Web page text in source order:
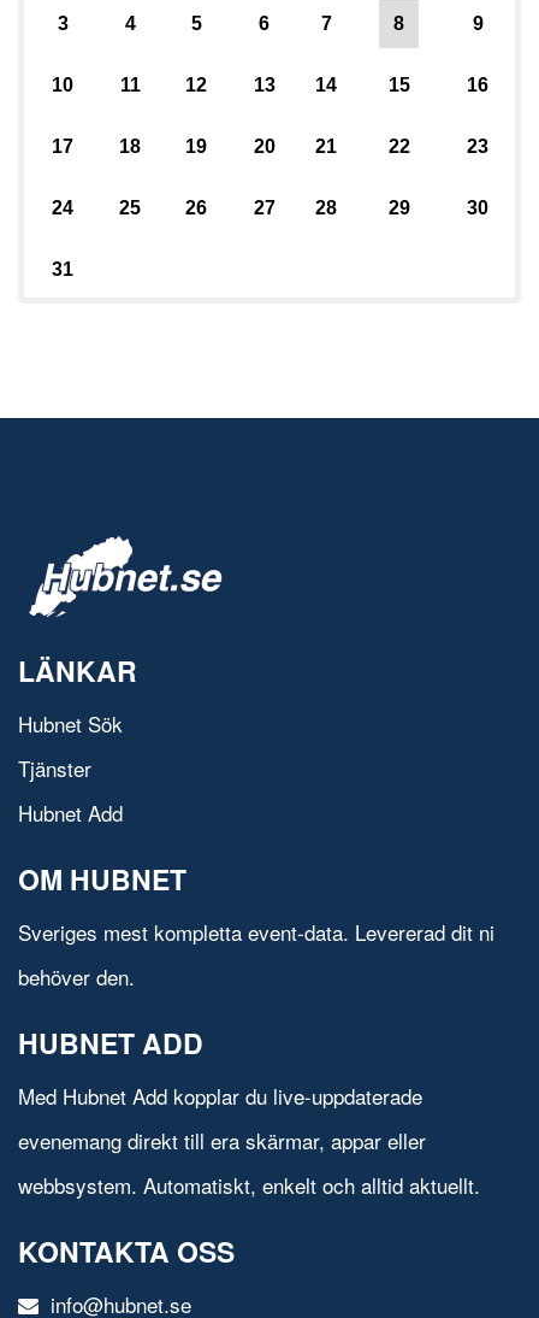
3 4 5 6 7 8 9
10 11 12 13 14 15 16
17 18 19 20 21 22 23
24 25 26 27 28 29 30
31
LÄNKAR
Hubnet Sök
Tjänster
Hubnet Add
OM HUBNET
Sveriges mest kompletta event-data. Levererad dit ni
behöver den.
HUBNET ADD
Med Hubnet Add kopplar du live-uppdaterade
evenemang direkt till era skärmar, appar eller
webbsystem. Automatiskt, enkelt och alltid aktuellt.
KONTAKTA OSS
info@hubnet.se